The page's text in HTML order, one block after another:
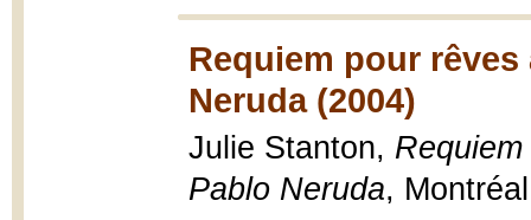
Requiem pour
Neruda (2004)
Julie Stanton,
Pablo Neruda,